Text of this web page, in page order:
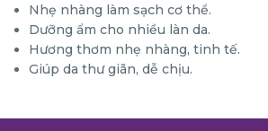
Nhẹ nhàng làm sạch cơ thể.
Dưỡng ẩm cho nhiều làn da.
Hương thơm nhẹ nhàng, tinh tế.
Giúp da thư giãn, dễ chịu.